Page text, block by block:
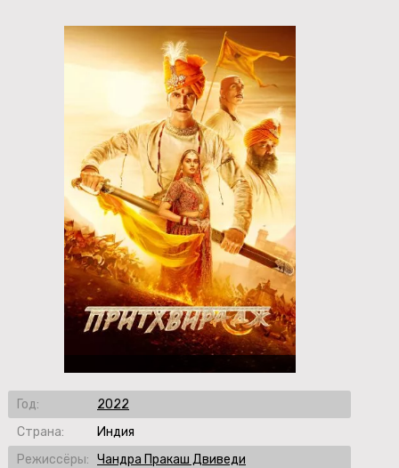
Год:
2022
Страна:
Индия
Режиссёры: Чандра Пракаш Двиведи